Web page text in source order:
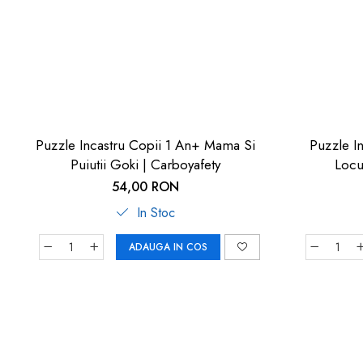
Puzzle Incastru Copii 1 An+ Mama Si
Puiutii Goki | Carboyafety
54,00 RON
In Stoc
ADAUGA IN COS
Puzzle